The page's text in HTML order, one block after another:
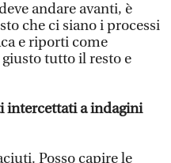
andare avanti, è
che ci siano i processi
e riporti come
tutto il resto e
intercettati a indagini
Posso capire le